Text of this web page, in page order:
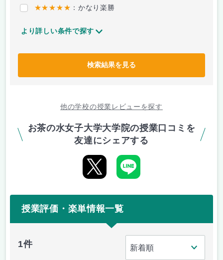
★★★★★ ：かなり楽勝
より詳しい条件で探す
検索結果を見る
他の学校の授業レビューを探す
お茶の水女子大学大学院の授業口コミを
友達にシェアする
授業評価・楽単情報一覧
1件